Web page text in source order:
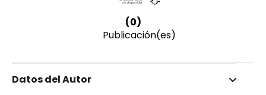
(0)
Publicación(es)
Datos del Autor